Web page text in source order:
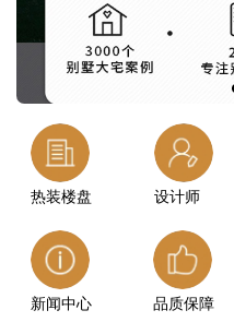
热装楼盘 设计师
新闻中心 品质保障